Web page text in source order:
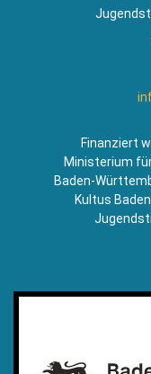
Finanziert
Ministerium
Baden-
Kultus